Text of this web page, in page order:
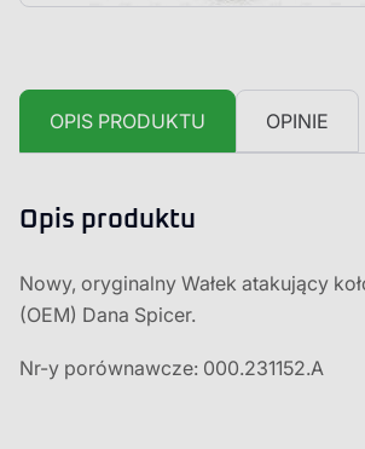
OPIS PRODUKTU OPINIE
Opis produktu
Nowy, oryginalny Wałek atakujący
(OEM) Dana Spicer.
Nr-y porównawcze: 000.231152.A